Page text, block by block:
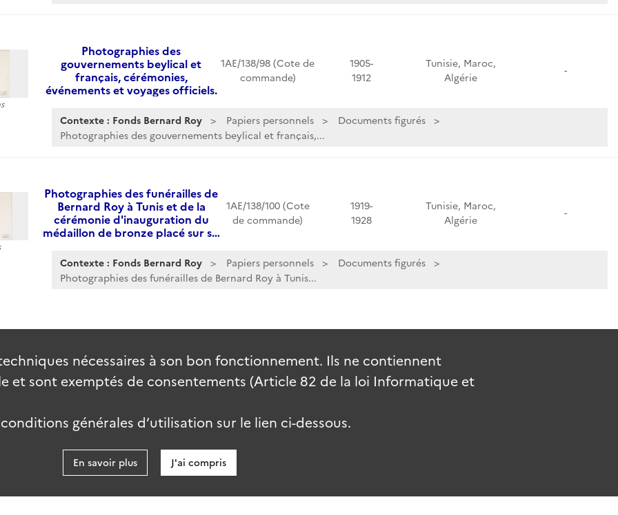
Photographies des
gouvernements beylical et
français, cérémonies,
événements et voyages officiels.
1AE/138/98 (Cote de
commande)
1905-
1912
Tunisie, Maroc,
Algérie
-
Contexte : Fonds Bernard Roy Papiers personnels
Documents figurés
Photographies des gouvernements beylical et français,...
Photographies des funérailles de
Bernard Roy à Tunis et de la
cérémonie d'inauguration du
médaillon de bronze placé sur s…
1AE/138/100 (Cote
de commande)
1919-
1928
Tunisie, Maroc,
Algérie
-
Contexte : Fonds Bernard Roy Papiers personnels
Documents figurés
Photographies des funérailles de Bernard Roy à Tunis...
nécessaires à son bon fonctionnement. Ils ne contiennent
et sont exemptés de consentements (Article 82 de la loi Informatique et
générales d’utilisation sur le lien ci-dessous.
En savoir plus J'ai compris